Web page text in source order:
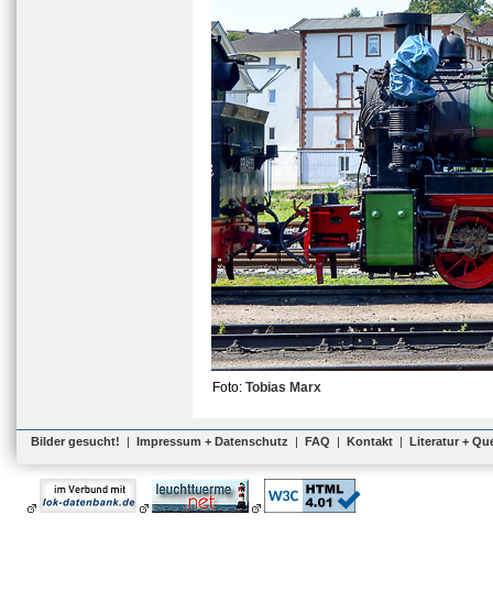
Foto: Tobias Marx
Bilder gesucht! | Impressum + Datenschutz | FAQ | Kontakt | Literatur +